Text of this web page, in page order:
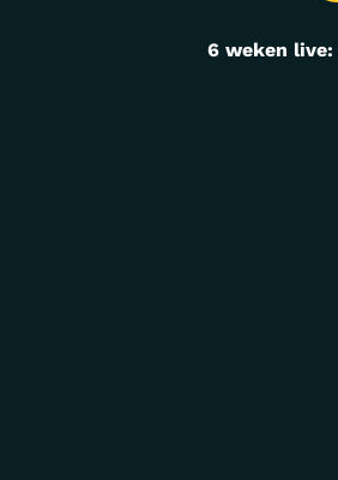
6 weken live: